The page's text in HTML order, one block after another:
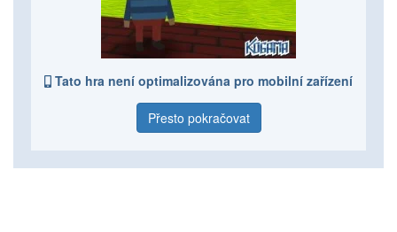
Tato hra není optimalizována pro mobilní zařízení
Přesto pokračovat